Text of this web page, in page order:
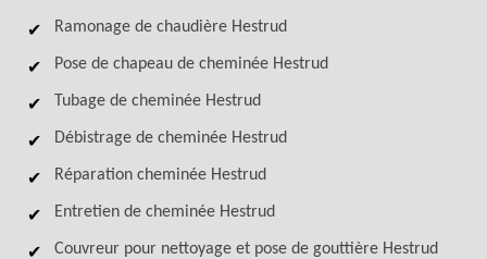
Ramonage de chaudière Hestrud
Pose de chapeau de cheminée Hestrud
Tubage de cheminée Hestrud
Débistrage de cheminée Hestrud
Réparation cheminée Hestrud
Entretien de cheminée Hestrud
Couvreur pour nettoyage et pose de gouttière Hestrud